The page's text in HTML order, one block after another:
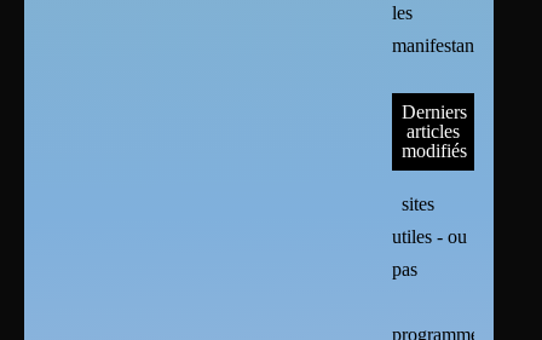
les
manifestants
Derniers
articles
modifiés
sites
utiles - ou
pas
programmes